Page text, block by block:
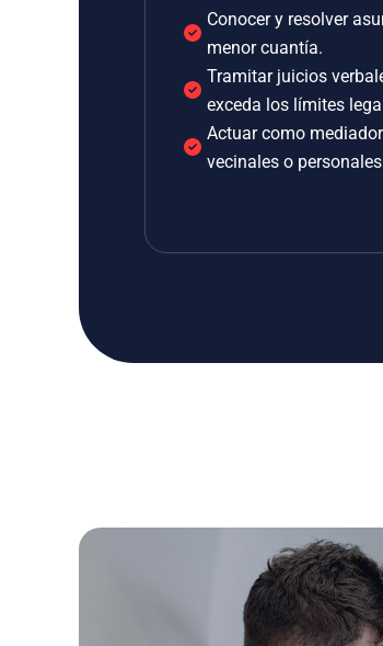
Conocer y resolver
menor cuantía.
Tramitar juicios
exceda los límites
Actuar como
vecinales o